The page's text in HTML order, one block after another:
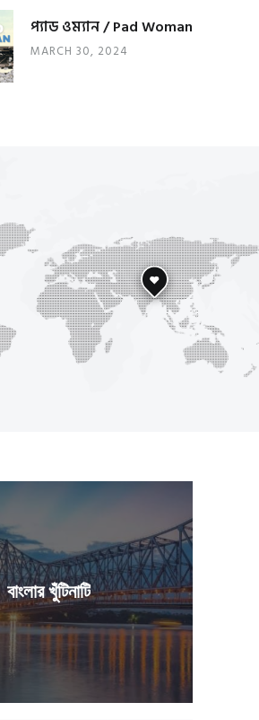
প্যাড ওম্যান / Pad Woman
MARCH 30, 2024
বাংলার খুঁটিনাটি